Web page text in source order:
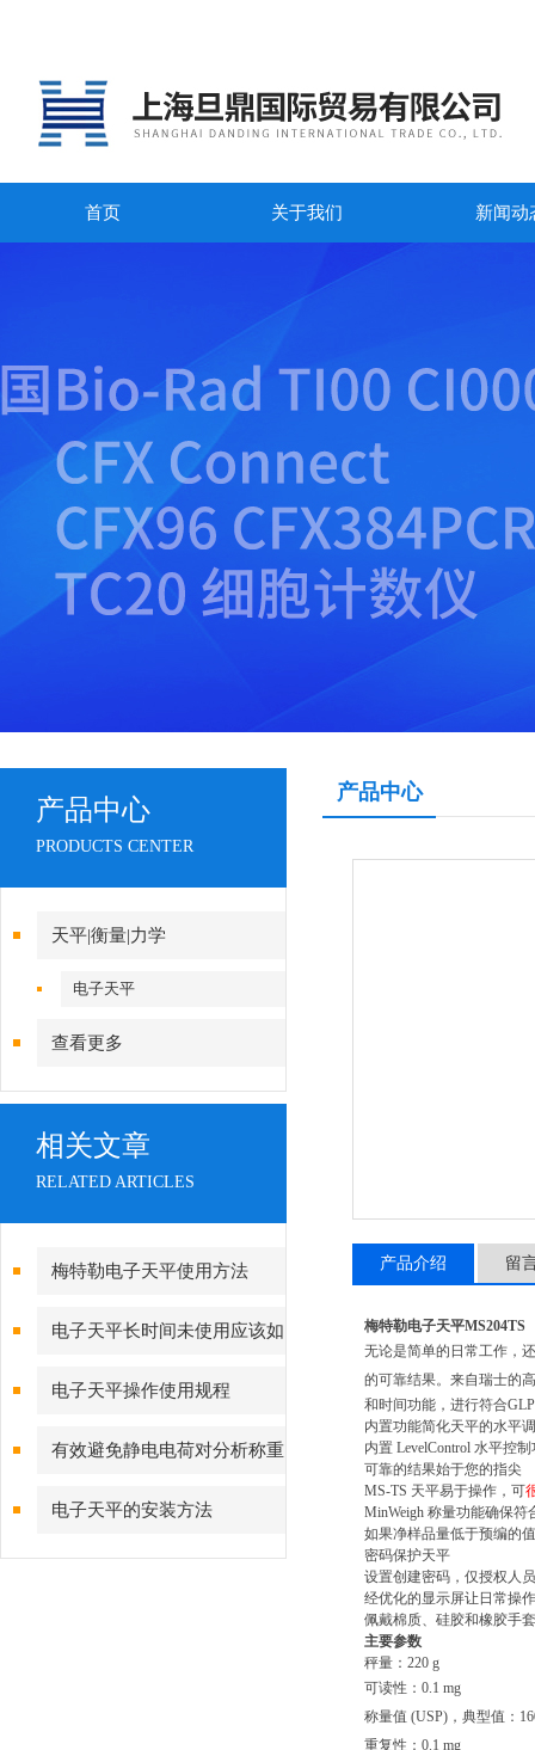
首页 关于我们 新闻动
产品中心
PRODUCTS CENTER
天平|衡量|力学
电子天平
查看更多
相关文章
RELATED ARTICLES
梅特勒电子天平使用方法
电子天平长时间未使用应该如
何校准
电子天平操作使用规程
有效避免静电电荷对分析称重
的影响
电子天平的安装方法
产品中心
产品介绍 留
梅特勒电子天平MS204TS
无论是简单的日常工作，
的可靠结果。 来自瑞士的
和时间功能，进行符合
内置功能简化天平的水平
内置 LevelControl 水平控
可靠的结果始于您的指尖
MS-TS 天平易于操作，可
MinWeigh 称量功能确保符
如果净样品量低于预编的
密码保护天平
设置创建密码，仅授权人
经优化的显示屏让日常操
佩戴棉质、硅胶和橡胶手
主要参数
秤量：220 g
可读性：0.1 mg
称量值 (USP)，典型值：
重复性：0.1 mg